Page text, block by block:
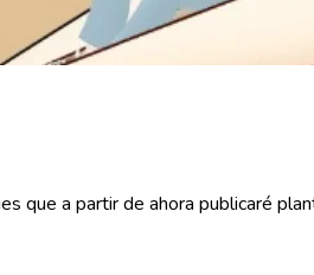
que a partir de ahora publicaré